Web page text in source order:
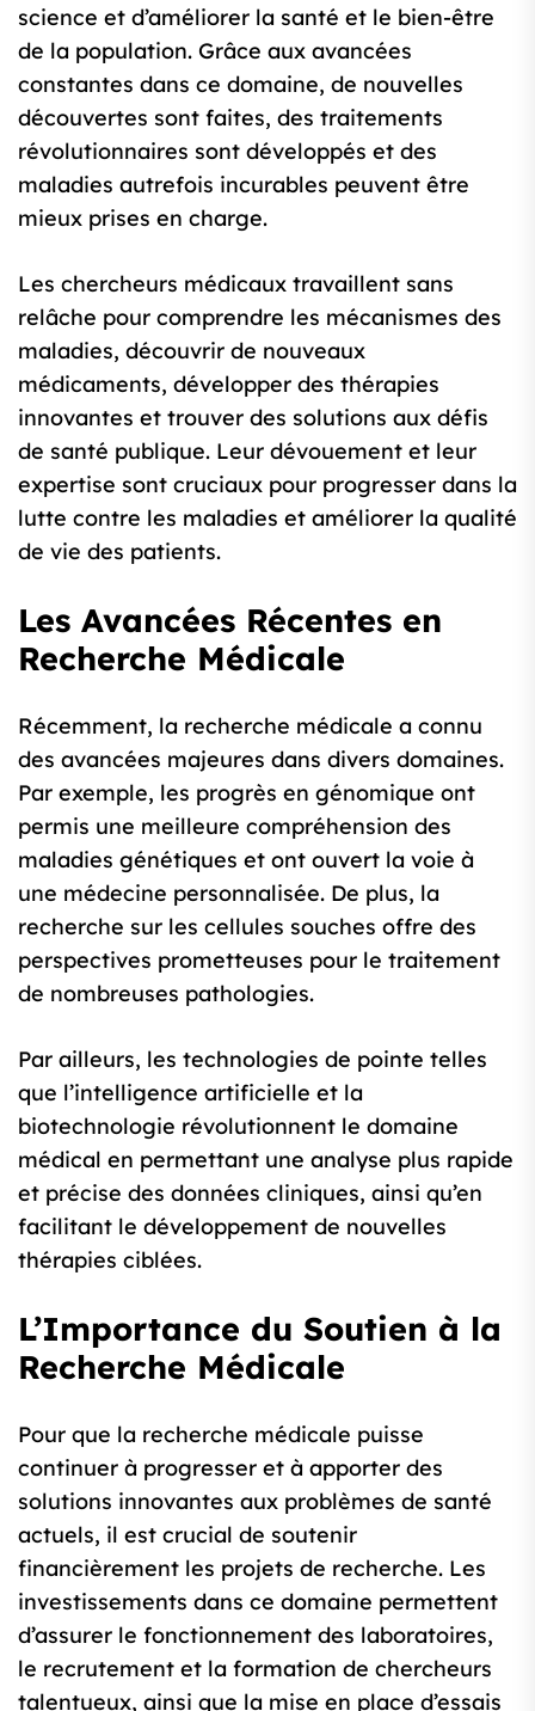
science et d’améliorer la santé et le bien-être
de la population. Grâce aux avancées
constantes dans ce domaine, de nouvelles
découvertes sont faites, des traitements
révolutionnaires sont développés et des
maladies autrefois incurables peuvent être
mieux prises en charge.
Les chercheurs médicaux travaillent sans
relâche pour comprendre les mécanismes des
maladies, découvrir de nouveaux
médicaments, développer des thérapies
innovantes et trouver des solutions aux défis
de santé publique. Leur dévouement et leur
expertise sont cruciaux pour progresser dans la
lutte contre les maladies et améliorer la qualité
de vie des patients.
Les Avancées Récentes en
Recherche Médicale
Récemment, la recherche médicale a connu
des avancées majeures dans divers domaines.
Par exemple, les progrès en génomique ont
permis une meilleure compréhension des
maladies génétiques et ont ouvert la voie à
une médecine personnalisée. De plus, la
recherche sur les cellules souches offre des
perspectives prometteuses pour le traitement
de nombreuses pathologies.
Par ailleurs, les technologies de pointe telles
que l’intelligence artificielle et la
biotechnologie révolutionnent le domaine
médical en permettant une analyse plus rapide
et précise des données cliniques, ainsi qu’en
facilitant le développement de nouvelles
thérapies ciblées.
L’Importance du Soutien à la
Recherche Médicale
Pour que la recherche médicale puisse
continuer à progresser et à apporter des
solutions innovantes aux problèmes de santé
actuels, il est crucial de soutenir
financièrement les projets de recherche. Les
investissements dans ce domaine permettent
d’assurer le fonctionnement des laboratoires,
le recrutement et la formation de chercheurs
talentueux, ainsi que la mise en place d’essais